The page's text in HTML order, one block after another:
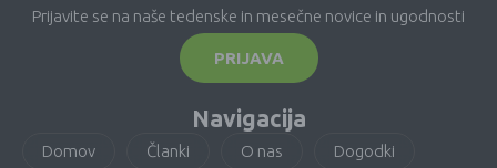
Prijavite se na naše tedenske in mesečne novice in ugodnosti
PRIJAVA
Navigacija
Domov Članki O nas Dogodki